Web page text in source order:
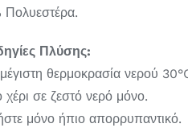
Πολυεστέρα.
Πλύσης:
θερμοκρασία νερού
χέρι σε ζεστό νερό μόνο.
μόνο ήπιο απορρυπαντικό.